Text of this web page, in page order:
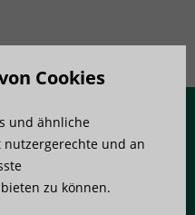
Cookies
und ähnliche
nutzergerechte und an
zu können.